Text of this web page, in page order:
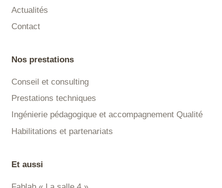
Actualités
Contact
Nos prestations
Conseil et consulting
Prestations techniques
Ingénierie pédagogique et accompagnement Qualité
Habilitations et partenariats
Et aussi